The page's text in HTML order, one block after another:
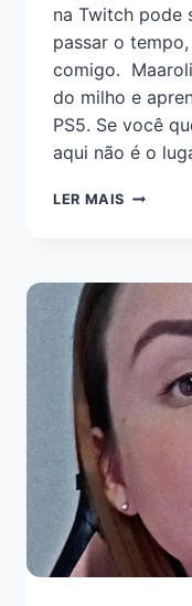
na Twitch pode
passar o
comigo.
do milho e
PS5. Se você
aqui não é o
LER MAIS